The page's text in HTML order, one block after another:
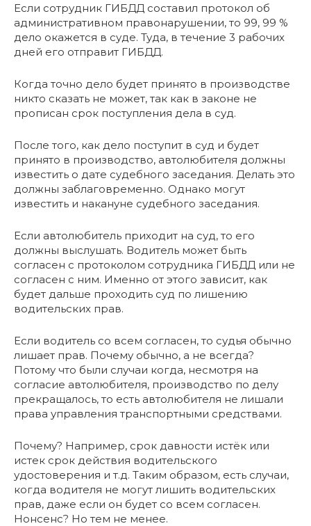
Если сотрудник ГИБДД составил протокол об
административном правонарушении, то 99, 99 %
дело окажется в суде. Туда, в течение 3 рабочих
дней его отправит ГИБДД.
Когда точно дело будет принято в производстве
никто сказать не может, так как в законе не
прописан срок поступления дела в суд.
После того, как дело поступит в суд и будет
принято в производство, автолюбителя должны
известить о дате судебного заседания. Делать это
должны заблаговременно. Однако могут
известить и накануне судебного заседания.
Если автолюбитель приходит на суд, то его
должны выслушать. Водитель может быть
согласен с протоколом сотрудника ГИБДД или не
согласен с ним. Именно от этого зависит, как
будет дальше проходить суд по лишению
водительских прав.
Если водитель со всем согласен, то судья обычно
лишает прав. Почему обычно, а не всегда?
Потому что были случаи когда, несмотря на
согласие автолюбителя, производство по делу
прекращалось, то есть автолюбителя не лишали
права управления транспортными средствами.
Почему? Например, срок давности истёк или
истек срок действия водительского
удостоверения и т.д. Таким образом, есть случаи,
когда водителя не могут лишить водительских
прав, даже если он будет со всем согласен.
Нонсенс? Но тем не менее.